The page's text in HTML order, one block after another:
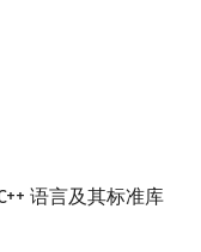
语言及其标准库